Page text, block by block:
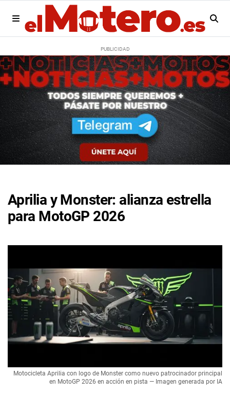
Aprilia y Monster: alianza estrella
para MotoGP 2026
Motocicleta Aprilia con logo de Monster como nuevo patrocinador principal
en MotoGP 2026 en acción en pista — Imagen generada por IA